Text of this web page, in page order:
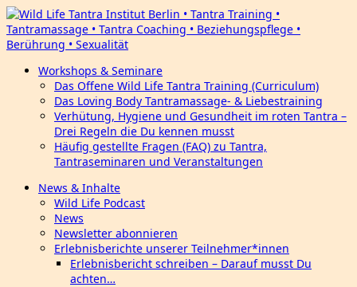
Workshops & Seminare
Das Offene Wild Life Tantra Training (Curriculum)
Das Loving Body Tantramassage- & Liebestraining
Verhütung, Hygiene und Gesundheit im roten Tantra –
Drei Regeln die Du kennen musst
Häufig gestellte Fragen (FAQ) zu Tantra,
Tantraseminaren und Veranstaltungen
News & Inhalte
Wild Life Podcast
News
Newsletter abonnieren
Erlebnisberichte unserer Teilnehmer*innen
Erlebnisbericht schreiben – Darauf musst Du
achten…